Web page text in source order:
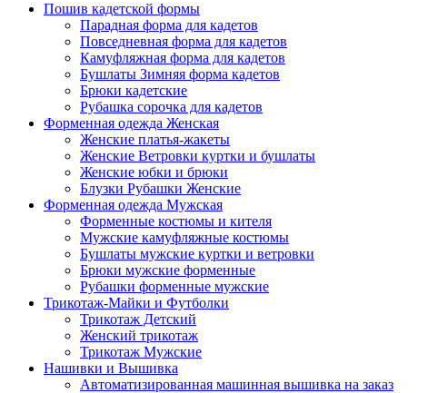
Пошив кадетской формы
Парадная форма для кадетов
Повседневная форма для кадетов
Камуфляжная форма для кадетов
Бушлаты Зимняя форма кадетов
Брюки кадетские
Рубашка сорочка для кадетов
Форменная одежда Женская
Женские платья-жакеты
Женские Ветровки куртки и бушлаты
Женские юбки и брюки
Блузки Рубашки Женские
Форменная одежда Мужская
Форменные костюмы и кителя
Мужские камуфляжные костюмы
Бушлаты мужские куртки и ветровки
Брюки мужские форменные
Рубашки форменные мужские
Трикотаж-Майки и Футболки
Трикотаж Детский
Женский трикотаж
Трикотаж Мужские
Нашивки и Вышивка
Автоматизированная машинная вышивка на заказ